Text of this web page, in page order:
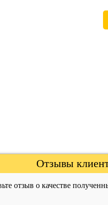
Отзывы
отзыв о качестве